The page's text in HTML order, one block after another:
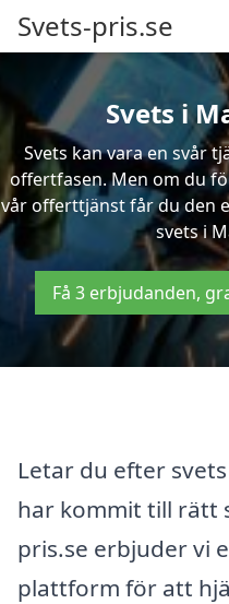
Svets-pris.se
Svets i
Svets kan vara en svår
offertfasen. Men om du
vår offerttjänst får du den
svets i
Få 3 erbjudanden,
Letar du efter
har kommit till rätt
pris.se erbjuder vi
plattform för att